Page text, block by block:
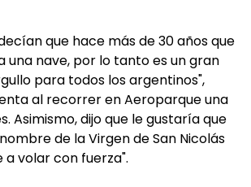
que hace más de 30 años que
una nave, por lo tanto es un gran
para todos los argentinos",
al recorrer en Aeroparque una
Asimismo, dijo que le gustaría que
de la Virgen de San Nicolás
a volar con fuerza".